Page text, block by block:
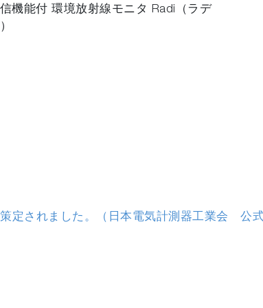
機能付 環境放射線モニタ Radi（ラデ
定されました。（日本電気計測器工業会 公式